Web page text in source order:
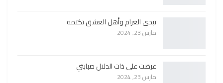
تبدي الغرام وأهل العشق تكتمه
مارس 23, 2024
عرضت على ذات الدلال صبابتي
مارس 23, 2024